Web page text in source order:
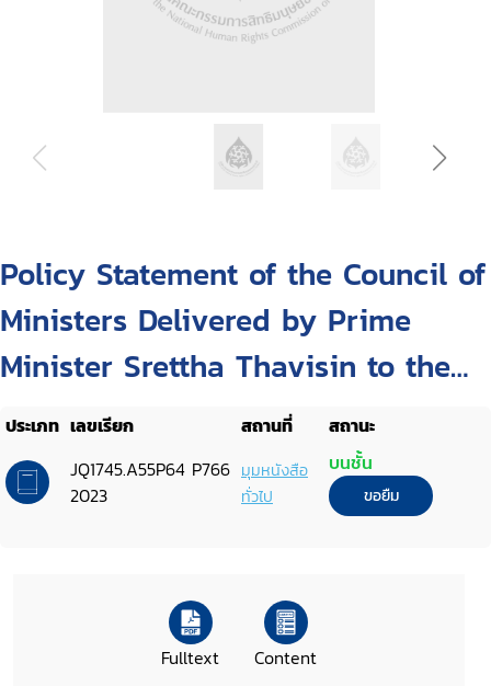
Policy Statement of the Council of
Ministers Delivered by Prime
Minister Srettha Thavisin to the
National Assembly Monday, 11
September B.E. 2566 (2023)
ประเภท เลขเรียก สถานที่
สถานะ
JQ1745.A55P64 P766
2023
มุมหนังสือ
ทั่วไป
บนชั้น
ขอยืม
Fulltext Content